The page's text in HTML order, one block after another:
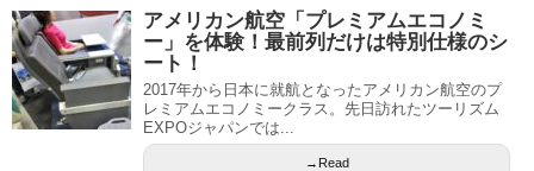
アメリカン航空「プレミアムエコノミ
ー」を体験！最前列だけは特別仕様のシ
ート！
2017年から日本に就航となったアメリカン航空のプ
レミアムエコノミークラス。先日訪れたツーリズム
EXPOジャパンでは...
→Read